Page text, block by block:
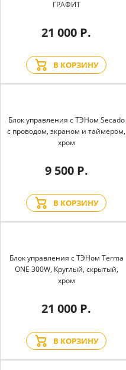
ГРАФИТ
21 000 Р.
В КОРЗИНУ
Блок управления с ТЭНом Secado
с проводом, экраном и таймером,
хром
9 500 Р.
В КОРЗИНУ
Блок управления с ТЭНом Terma
ONE 300W, Круглый, скрытый,
хром
21 000 Р.
В КОРЗИНУ